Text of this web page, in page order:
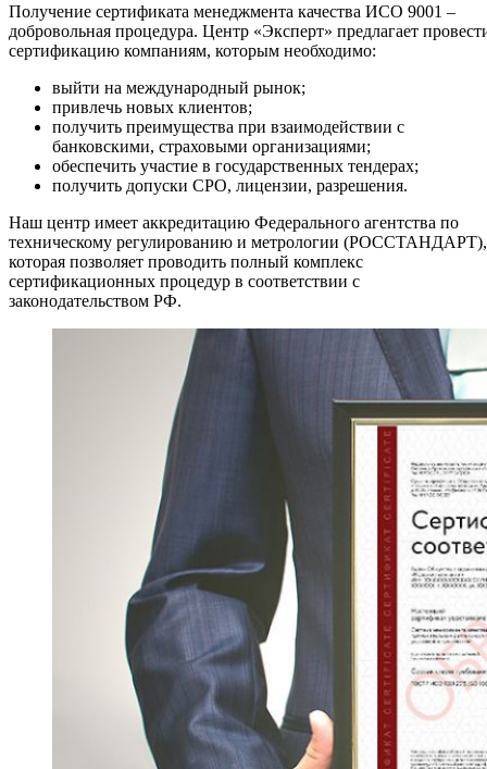
Получение сертификата менеджмента качества ИСО 9001 –
добровольная процедура. Центр «Эксперт» предлагает
сертификацию компаниям, которым необходимо:
выйти на международный рынок;
привлечь новых клиентов;
получить преимущества при взаимодействии с
банковскими, страховыми организациями;
обеспечить участие в государственных тендерах;
получить допуски СРО, лицензии, разрешения.
Наш центр имеет аккредитацию Федерального агентства по
техническому регулированию и метрологии (РОССТАНДАРТ),
которая позволяет проводить полный комплекс
сертификационных процедур в соответствии с
законодательством РФ.